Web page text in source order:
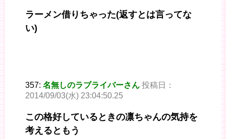
ラーメン借りちゃった(返すとは言ってな
い)
357: 名無しのラブライバーさん 投稿日：
2014/09/03(水) 23:04:50.25
この格好しているときの凛ちゃんの気持を
考えるともう